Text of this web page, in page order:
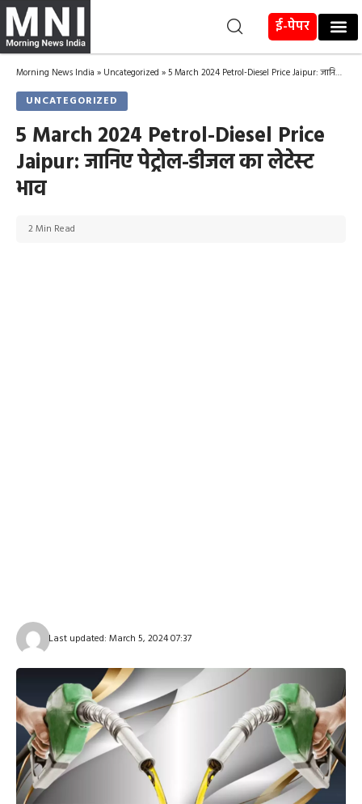
ई-पेपर
Morning News India » Uncategorized »5 March 2024 Petrol-Diesel Price Jaipur: जानिए पेट्रोल-डीजल का लेटेस्ट भाव
UNCATEGORIZED
5 March 2024 Petrol-Diesel Price
Jaipur: जानिए पेट्रोल-डीजल का लेटेस्ट
भाव
Last updated: March 5, 2024 07:37
2 Min Read